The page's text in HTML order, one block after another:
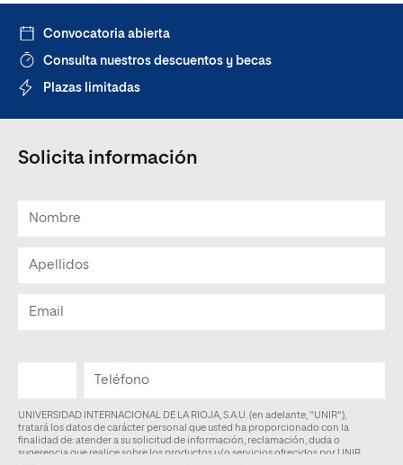
Convocatoria abierta
Consulta nuestros descuentos y becas
Plazas limitadas
Solicita información